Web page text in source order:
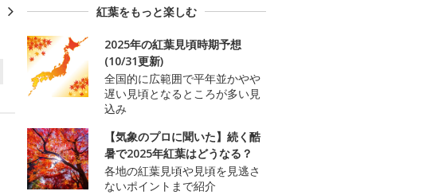
紅葉をもっと楽しむ
2025年の紅葉見頃時期予想
(10/31更新)
全国的に広範囲で平年並かやや
遅い見頃となるところが多い見
込み
【気象のプロに聞いた】続く酷
暑で2025年紅葉はどうなる？
各地の紅葉見頃や見頃を見逃さ
ないポイントまで紹介